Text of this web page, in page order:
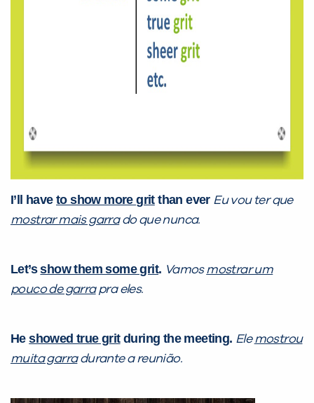
I’ll haveto show more gritthan ever Eu vou ter que
mostrar mais garrado que nunca.
Let’sshow them some grit. Vamosmostrar um
pouco de garrapra eles.
Heshowed true gritduring the meeting. Elemostrou
muita garradurante a reunião.